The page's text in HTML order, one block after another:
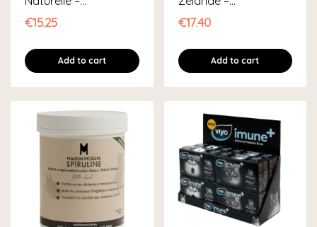
Complément Peau,...
€15.25
Add to cart
Complément...
€17.40
Add to cart